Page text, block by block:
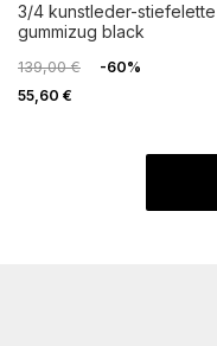
3/4 kunstleder-stiefelette mit
gummizug black
139,00 €
-60%
55,60 €